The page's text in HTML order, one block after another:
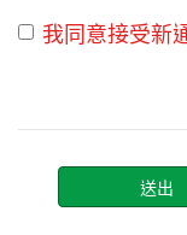
我同意接受新